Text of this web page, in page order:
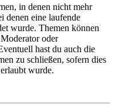
in denen nicht mehr
denen eine laufende
wurde. Themen können
oder
hast du auch die
zu schließen, sofern dies
wurde.